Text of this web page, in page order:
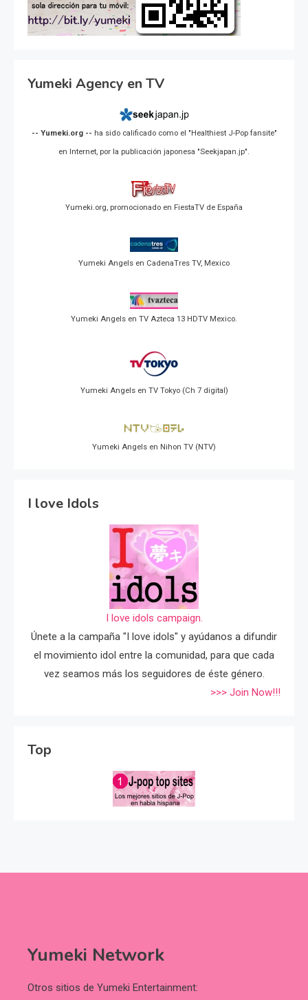
Yumeki Agency en TV
-- Yumeki.org -- ha sido calificado como el "Healthiest J-Pop fansite"
en Internet, por la publicación japonesa "Seekjapan.jp".
Yumeki.org, promocionado en FiestaTV de España
Yumeki Angels en CadenaTres TV, Mexico
Yumeki Angels en TV Azteca 13 HDTV Mexico.
Yumeki Angels en TV Tokyo (Ch 7 digital)
Yumeki Angels en Nihon TV (NTV)
I love Idols
I love idols campaign.
Únete a la campaña "I love idols" y ayúdanos a difundir
el movimiento idol entre la comunidad, para que cada
vez seamos más los seguidores de éste género.
>>> Join Now!!!
Top
Yumeki Network
Otros sitios de Yumeki Entertainment: